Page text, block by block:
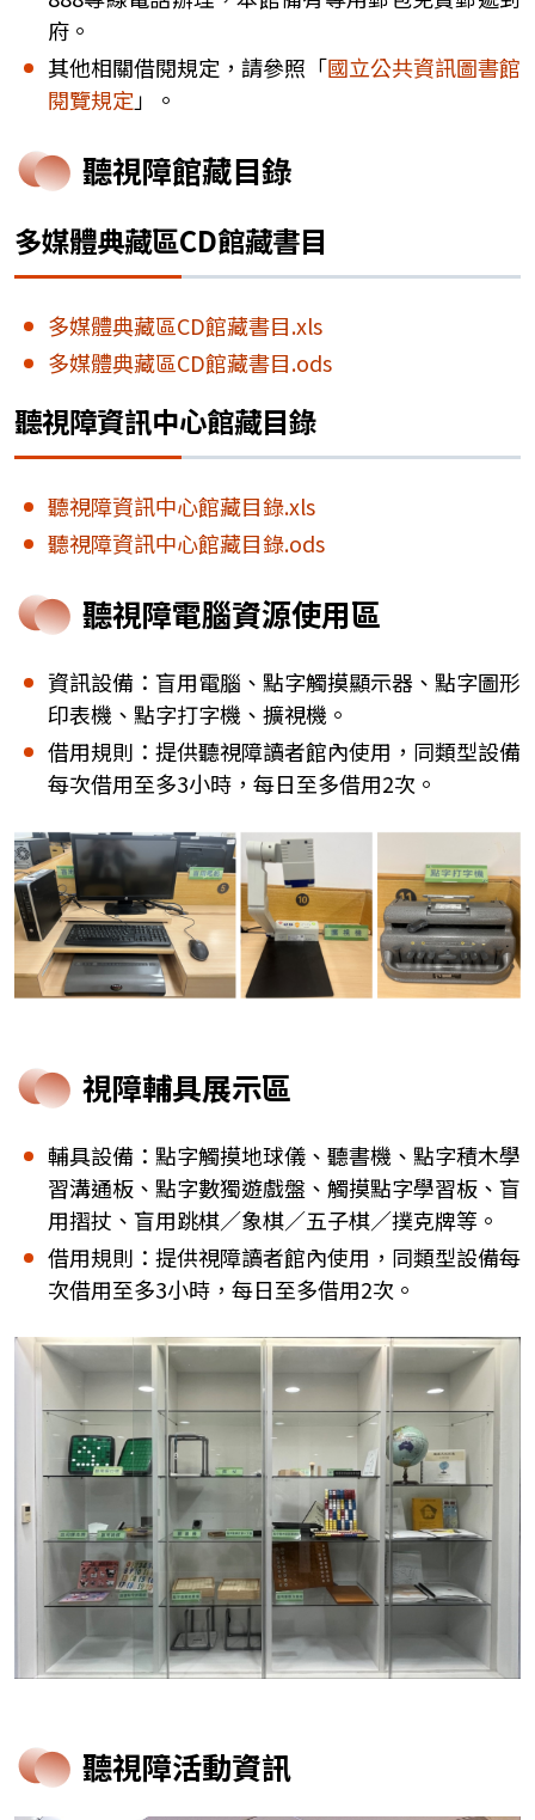
府。
其他相關借閱規定，請參照「國立公共資訊圖書館
閱覽規定 」。
聽視障館藏目錄
多媒體典藏區CD館藏書目
多媒體典藏區CD館藏書目.xls
多媒體典藏區CD館藏書目.ods
聽視障資訊中心館藏目錄
聽視障資訊中心館藏目錄.xls
聽視障資訊中心館藏目錄.ods
聽視障電腦資源使用區
資訊設備：盲用電腦、點字觸摸顯示器、點字圖形
印表機、點字打字機、擴視機。
借用規則：提供聽視障讀者館內使用，同類型設備
每次借用至多3小時，每日至多借用2次。
視障輔具展示區
輔具設備：點字觸摸地球儀、聽書機、點字積木學
習溝通板、點字數獨遊戲盤、觸摸點字學習板、盲
用摺扙、盲用跳棋／象棋／五子棋／撲克牌等。
借用規則：提供視障讀者館內使用，同類型設備每
次借用至多3小時，每日至多借用2次。
聽視障活動資訊